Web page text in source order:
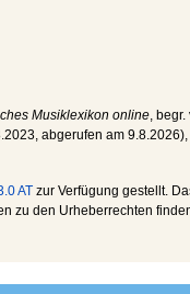
Musiklexikon online,
, abgerufen am 9.8.2026),
AT zur Verfügung gestellt.
zu den Urheberrechten